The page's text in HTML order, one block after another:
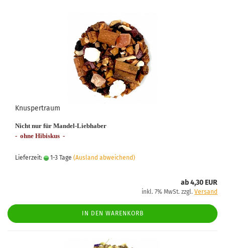
Knuspertraum
Nicht nur für Mandel-Liebhaber
- ohne Hibiskus -
Lieferzeit: 1-3 Tage (Ausland abweichend)
ab 4,30 EUR
inkl. 7% MwSt. zzgl. Versand
IN DEN WARENKORB